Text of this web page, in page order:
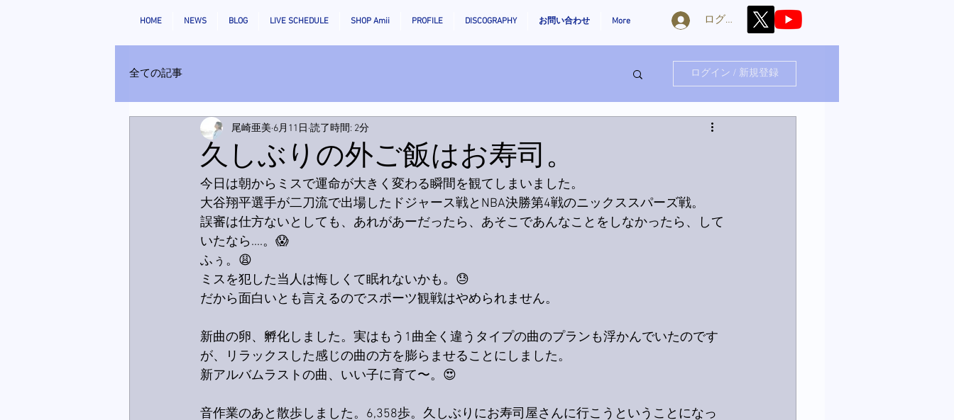
HOME NEWS BLOG LIVE SCHEDULE SHOP Amii PROFILE DISCOGRAPHY お問い合わせ More ログイン
全ての記事 ログイン / 新規登録
久しぶりの外ご飯はお寿司。
尾崎亜美 6月11日 読了時間: 2分
今日は朝からミスで運命が大きく変わる瞬間を観てしまいました。
大谷翔平選手が二刀流で出場したドジャース戦とNBA決勝第4戦のニックススパーズ戦。
誤審は仕方ないとしても、あれがあーだったら、あそこであんなことをしなかったら、して
いたなら....。😱
ふぅ。😩
ミスを犯した当人は悔しくて眠れないかも。😓
だから面白いとも言えるのでスポーツ観戦はやめられません。
新曲の卵、孵化しました。実はもう1曲全く違うタイプの曲のプランも浮かんでいたのです
が、リラックスした感じの曲の方を膨らませることにしました。
新アルバムラストの曲、いい子に育て〜。😍
音作業のあと散歩しました。6,358歩。久しぶりにお寿司屋さんに行こうということになっ